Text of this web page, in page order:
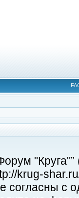
krug-
согласны с